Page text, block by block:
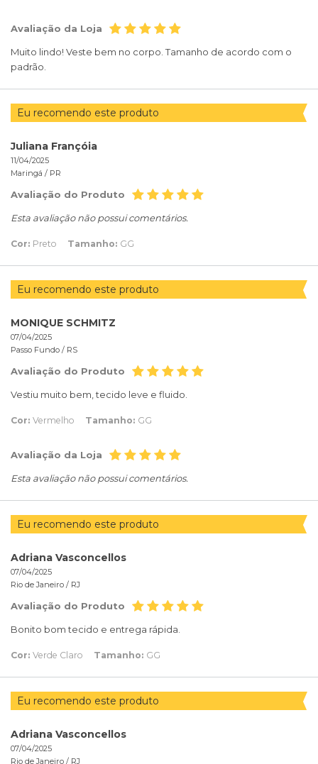
Avaliação da Loja
Muito lindo! Veste bem no corpo. Tamanho de acordo com o
padrão.
Eu recomendo este produto
Juliana Françóia
11/04/2025
Maringá / PR
Avaliação do Produto
Esta avaliação não possui comentários.
Cor: Preto Tamanho: GG
Eu recomendo este produto
MONIQUE SCHMITZ
07/04/2025
Passo Fundo / RS
Avaliação do Produto
Vestiu muito bem, tecido leve e fluido.
Cor: Vermelho Tamanho: GG
Avaliação da Loja
Esta avaliação não possui comentários.
Eu recomendo este produto
Adriana Vasconcellos
07/04/2025
Rio de Janeiro / RJ
Avaliação do Produto
Bonito bom tecido e entrega rápida.
Cor: Verde Claro Tamanho: GG
Eu recomendo este produto
Adriana Vasconcellos
07/04/2025
Rio de Janeiro / RJ